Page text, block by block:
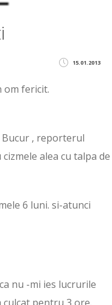
15.01.2013
om fericit.
Bucur , reporterul
alea cu talpa de
6 luni. si-atunci
nu -mi ies lucrurile